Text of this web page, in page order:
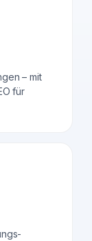
– mit
für